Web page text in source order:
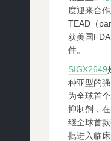
度迎来合
TEAD（
获美国
件。
SIGX2649
种亚型的
为全球首
抑制剂，
继全球首
批进入临